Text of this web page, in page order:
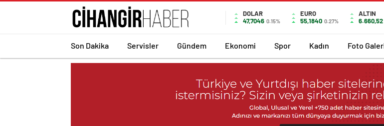
DOLAR
47,7046 0.15%
EURO
55,1840 0.27%
ALTIN
6.660,52
Son Dakika Servisler Gündem Ekonomi Spor Kadın Foto